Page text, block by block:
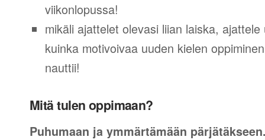
viikonlopussa!
mikäli ajattelet olevasi liian laiska,
kuinka motivoivaa uuden kielen
nauttii!
Mitä tulen oppimaan?
Puhumaan ja ymmärtämään